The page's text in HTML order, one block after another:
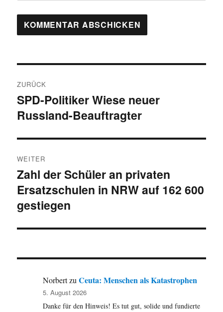
ZURÜCK
Vorheriger
Beitrag:
SPD-Politiker Wiese neuer
Russland-Beauftragter
WEITER
Nächster
Beitrag:
Zahl der Schüler an privaten
Ersatzschulen in NRW auf 162 600
gestiegen
NorbertzuCeuta: Menschen als Katastrophen
5. August 2026
Danke für den Hinweis! Es tut gut, solide und fundierte